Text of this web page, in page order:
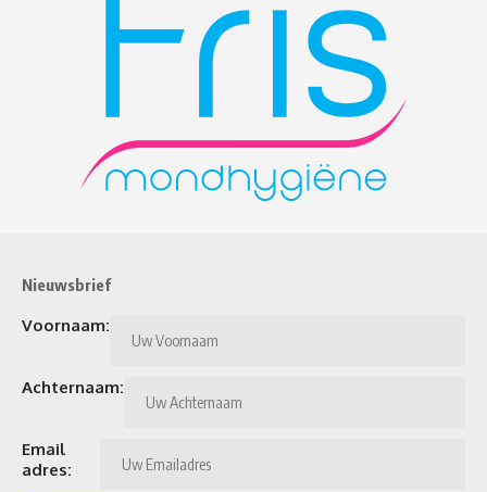
Nieuwsbrief
Voornaam:
Achternaam:
Email
adres: